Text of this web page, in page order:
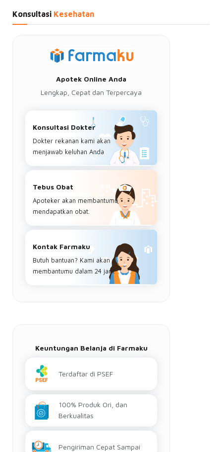
Konsultasi Kesehatan
Apotek Online Anda
Lengkap, Cepat dan Terpercaya
Konsultasi Dokter
Dokter rekanan kami akan
menjawab keluhan Anda
Tebus Obat
Apoteker akan membantumu
mendapatkan obat.
Kontak Farmaku
Butuh bantuan? Kami akan
membantumu dalam 24 jam.
Keuntungan Belanja di Farmaku
Terdaftar di PSEF
100% Produk Ori, dan
Berkualitas
Pengiriman Cepat Sampai